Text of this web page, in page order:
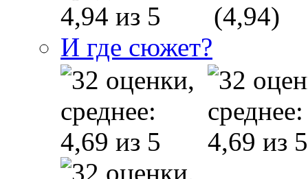
(4,94)
И где сюжет?